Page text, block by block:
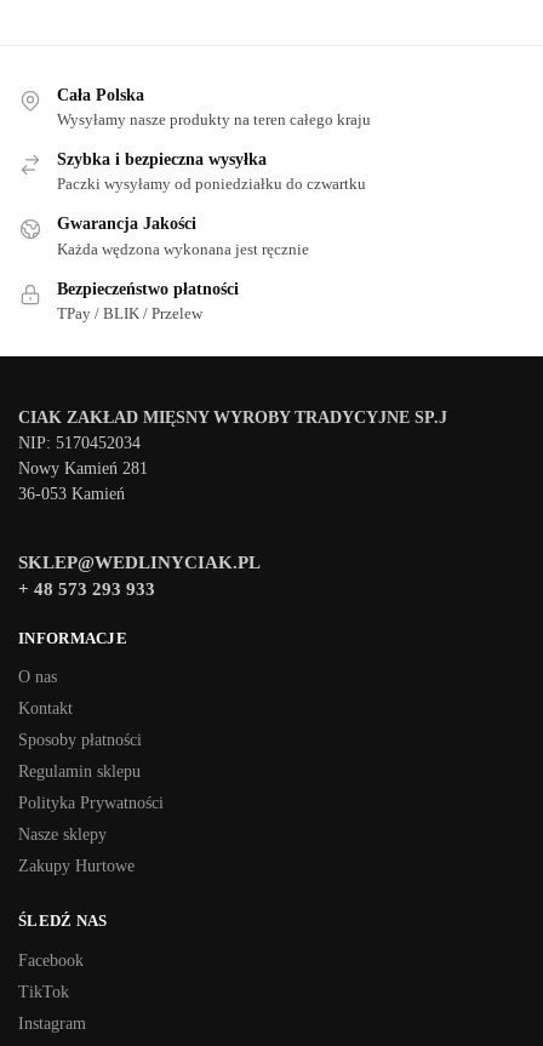
Cała Polska
Wysyłamy nasze produkty na teren całego kraju
Szybka i bezpieczna wysyłka
Paczki wysyłamy od poniedziałku do czwartku
Gwarancja Jakości
Każda wędzona wykonana jest ręcznie
Bezpieczeństwo płatności
TPay / BLIK / Przelew
CIAK ZAKŁAD MIĘSNY WYROBY TRADYCYJNE SP.J
NIP: 5170452034
Nowy Kamień 281
36-053 Kamień
SKLEP@WEDLINYCIAK.PL
+ 48 573 293 933
INFORMACJE
O nas
Kontakt
Sposoby płatności
Regulamin sklepu
Polityka Prywatności
Nasze sklepy
Zakupy Hurtowe
ŚLEDŹ NAS
Facebook
TikTok
Instagram